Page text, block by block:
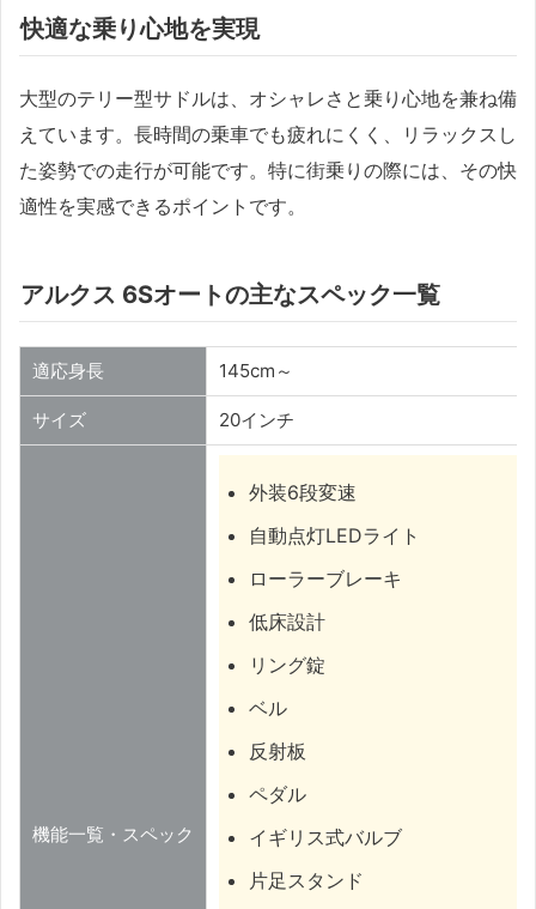
快適な乗り心地を実現
大型のテリー型サドルは、オシャレさと乗り心地を兼ね備
えています。長時間の乗車でも疲れにくく、リラックスし
た姿勢での走行が可能です。特に街乗りの際には、その快
適性を実感できるポイントです。
アルクス 6Sオートの主なスペック一覧
適応身長 145cm～
サイズ 20インチ
機能一覧・スペック
外装6段変速
自動点灯LEDライト
ローラーブレーキ
低床設計
リング錠
ベル
反射板
ペダル
イギリス式バルブ
片足スタンド